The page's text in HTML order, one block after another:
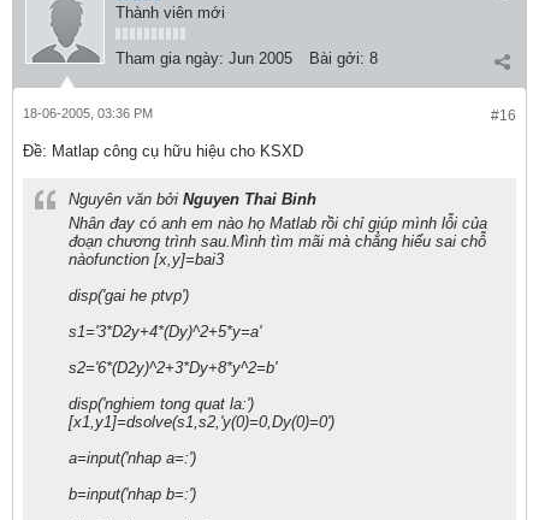
Thành viên mới
Tham gia ngày: Jun 2005 Bài gởi: 8
#16
18-06-2005, 03:36 PM
Ðề: Matlap công cụ hữu hiệu cho KSXD
Nguyên văn bởi Nguyen Thai Binh
Nhân đay có anh em nào họ Matlab rồi chỉ giúp mình lỗi của
đoạn chương trình sau.Mình tìm mãi mà chẳng hiểu sai chỗ
nàofunction [x,y]=bai3
disp('gai he ptvp')
s1='3*D2y+4*(Dy)^2+5*y=a'
s2='6*(D2y)^2+3*Dy+8*y^2=b'
disp('nghiem tong quat la:')
[x1,y1]=dsolve(s1,s2,'y(0)=0,Dy(0)=0')
a=input('nhap a=:')
b=input('nhap b=:')